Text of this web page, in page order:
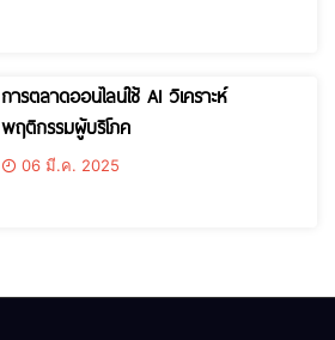
การตลาดออนไลน์ใช้ AI วิเคราะห์
พฤติกรรมผู้บริโภค
06 มี.ค. 2025